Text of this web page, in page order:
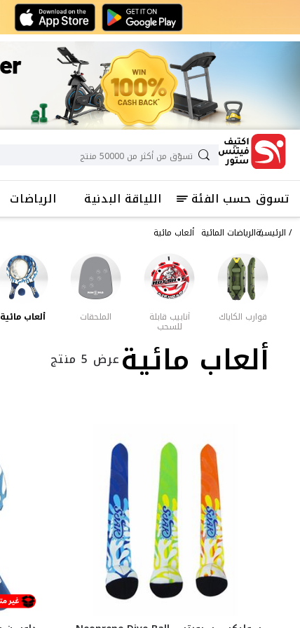
تسوق حسب الفئة اللياقة البدنية الرياضات
الرئيسيةالرياضات المائية ألعاب مائية
قوارب الكاياك أنابيب قابلة
للسحب
الملحقات ألعاب مائية
ألعاب مائيةعرض 5 منتج